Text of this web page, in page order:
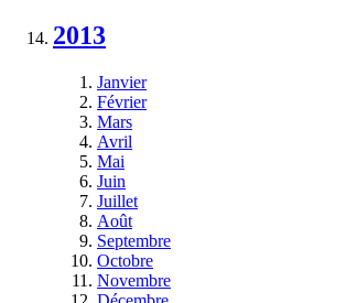
2013
Janvier
Février
Mars
Avril
Mai
Juin
Juillet
Août
Septembre
Octobre
Novembre